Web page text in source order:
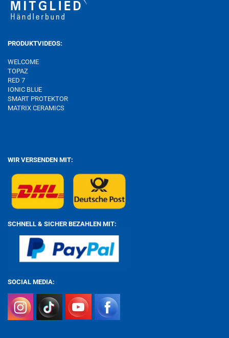
PRODUKTVIDEOS:
WELCOME
TOPAZ
RED 7
IONIC BLUE
SMART PROTEKTOR
MATRIX CERAMICS
WIR VERSENDEN MIT:
SCHNELL & SICHER BEZAHLEN MIT:
SOCIAL MEDIA: